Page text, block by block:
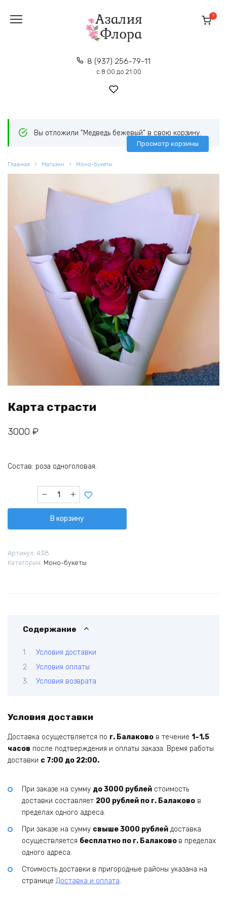
содержанию
8 (937) 256-79-11
с 8:00 до 21:00
1
Вы отложили “Медведь бежевый” в свою корзину.
Просмотр корзины
Главная Магазин Моно-букеты
Карта страсти
3000 ₽
Состав: роза одноголовая.
Количество
товара
страсти
В корзину
Артикул: 438
Категория: Моно-букеты
Содержание
Условия доставки
Условия оплаты
Условия возврата
Условия доставки
Доставка осуществляется по г. Балаково в течение 1–1,5
часов после подтверждения и оплаты заказа. Время работы
доставки с 7:00 до 22:00.
При заказе на сумму до 3000 рублей стоимость
доставки составляет 200 рублей по г. Балаково в
пределах одного адреса.
При заказе на сумму свыше 3000 рублей доставка
осуществляется бесплатно по г. Балаково в пределах
одного адреса.
Стоимость доставки в пригородные районы указана на
странице Доставка и оплата.